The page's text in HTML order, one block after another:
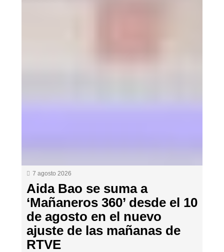
7 agosto 2026
Aida Bao se suma a
‘Mañaneros 360’ desde el 10
de agosto en el nuevo
ajuste de las mañanas de
RTVE